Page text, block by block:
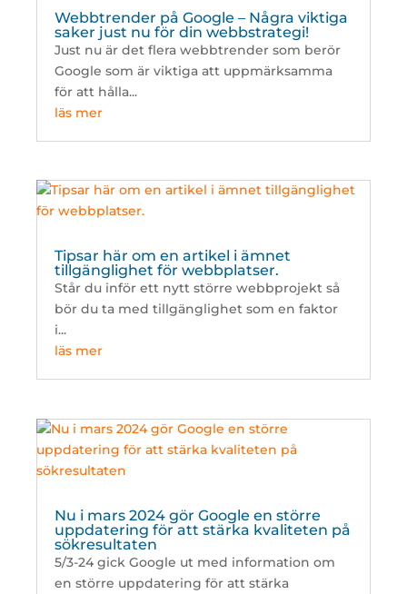
Webbtrender på Google – Några viktiga
saker just nu för din webbstrategi!
Just nu är det flera webbtrender som berör
Google som är viktiga att uppmärksamma
för att hålla...
läs mer
Tipsar här om en artikel i ämnet
tillgänglighet för webbplatser.
Står du inför ett nytt större webbprojekt så
bör du ta med tillgänglighet som en faktor
i...
läs mer
Nu i mars 2024 gör Google en större
uppdatering för att stärka kvaliteten på
sökresultaten
5/3-24 gick Google ut med information om
en större uppdatering för att stärka